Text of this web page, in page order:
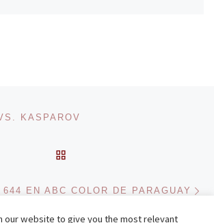
de entradas
KASPAROV
644 EN ABC COLOR DE PARAGUAY
our website to give you the most relevant